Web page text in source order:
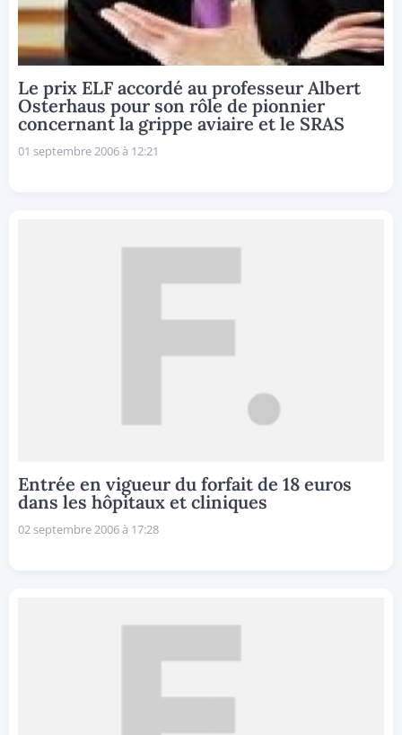
Le prix ELF accordé au professeur Albert
Osterhaus pour son rôle de pionnier
concernant la grippe aviaire et le SRAS
01 septembre 2006 à 12:21
Entrée en vigueur du forfait de 18 euros
dans les hôpitaux et cliniques
02 septembre 2006 à 17:28